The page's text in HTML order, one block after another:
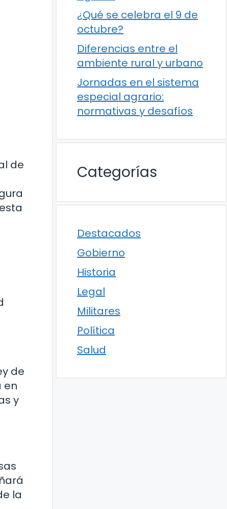
de
de
en
y
la
¿Qué se celebra el 9 de
octubre?
Diferencias entre el
ambiente rural y urbano
Jornadas en el sistema
especial agrario:
normativas y desafíos
Categorías
Destacados
Gobierno
Historia
Legal
Militares
Política
Salud